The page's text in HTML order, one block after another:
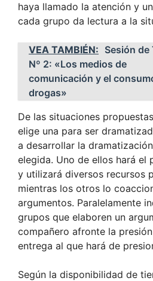
haya llamado la atención y
cada grupo da lectura a la
VEA TAMBIÉN: Sesión de
Nº 2: «Los medios de
comunicación y el
drogas»
De las situaciones
elige una para ser
a desarrollar la
elegida. Uno de ellos hará el
y utilizará diversos recursos
mientras los otros lo
argumentos. Paralelamente
grupos que elaboren un
compañero afronte la
entrega al que hará de
Según la disponibilidad de